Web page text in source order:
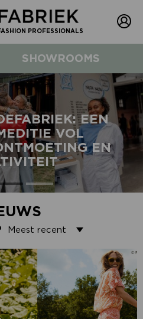
PROFESSIONALS
SHOWROOMS
EEN
VOL
EN